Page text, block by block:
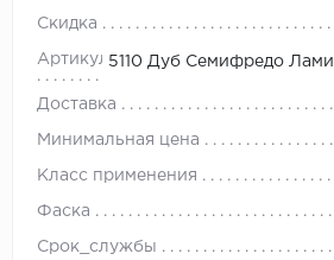
Скидка
Артикул 5110 Дуб Семифредо
Доставка
Минимальная цена
Класс применения
Фаска
Срок_службы